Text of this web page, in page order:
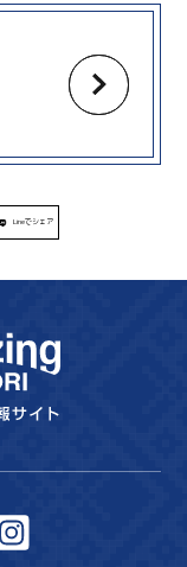
Lineでシェア